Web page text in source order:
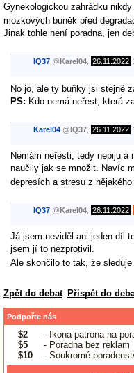
Gynekologickou zahrádku
mozkových buněk před
Jinak tohle není poradna, jen
IQ37 @Karel04 26.11.2022
No jo, ale ty buňky jsi stejně
PS: Kdo nemá neřest, která
Karel04 @IQ37 26.11.2022
Nemám neřesti, tedy nepiju
naučily jak se množit. Navíc
depresích a stresu z nějakého
IQ37 @Karel04 26.11.2022
Já jsem neviděl ani jeden díl
jsem jí to nezprotivil.
Ale skončilo to tak, že
Zpět do debat Přispět do
Podpořte nás
$2
- Ikona patrona na
$5
- Poradna bez reklam
$10
- Soukromé